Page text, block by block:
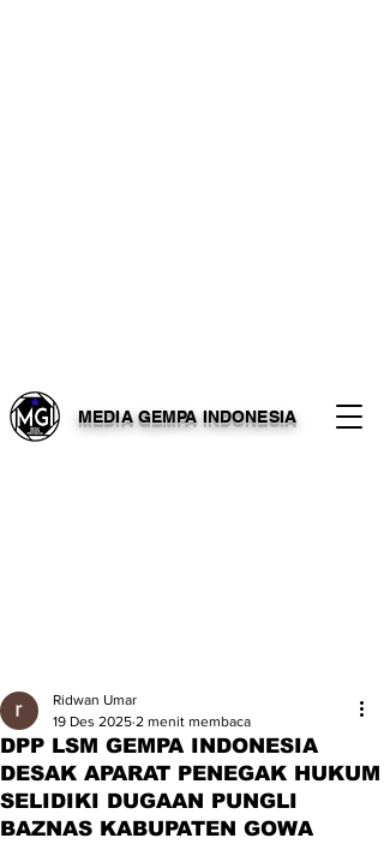
MEDIA GEMPA INDONESIA
DPP LSM GEMPA INDONESIA
DESAK APARAT PENEGAK HUKUM
SELIDIKI DUGAAN PUNGLI
BAZNAS KABUPATEN GOWA
Ridwan Umar
19 Des 2025 2 menit membaca